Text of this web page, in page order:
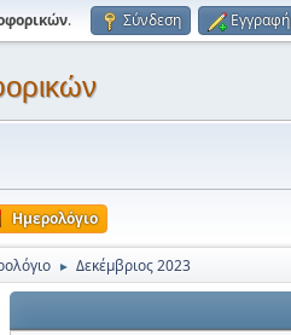
. Σύνδεση Εγγραφή
Ημερολόγιο
► Δεκέμβριος 2023